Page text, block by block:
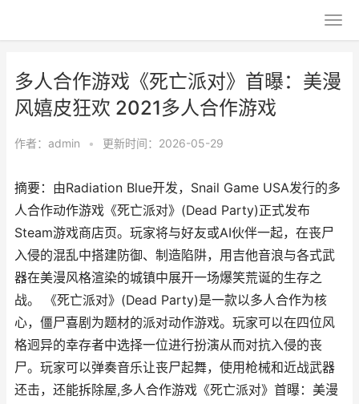
多人合作游戏《死亡派对》首曝：美漫
风嬉皮狂欢 2021多人合作游戏
作者： admin • 更新时间：2026-05-29
摘要：由Radiation Blue开发，Snail Game USA发行的多
人合作动作游戏《死亡派对》(Dead Party)正式发布
Steam游戏商店页。玩家将与好友或AI伙伴一起，在丧尸
入侵的混乱中搭建防御、制造陷阱，用吉他音浪与各式武
器在美漫风格渲染的城镇中展开一场爆笑荒诞的生存之
战。 《死亡派对》(Dead Party)是一款以多人合作为核
心，僵尸喜剧为题材的派对动作游戏。玩家可以在四位风
格迥异的幸存者中选择一位进行扮演从而对抗入侵的丧
尸。玩家可以弹奏音乐让丧尸起舞，使用枪械和近战武器
还击，还能拆除屋,多人合作游戏《死亡派对》首曝：美漫